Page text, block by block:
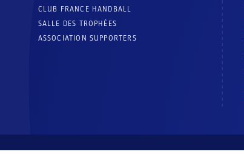
CLUB FRANCE HANDBALL
SALLE DES TROPHÉES
ASSOCIATION SUPPORTERS